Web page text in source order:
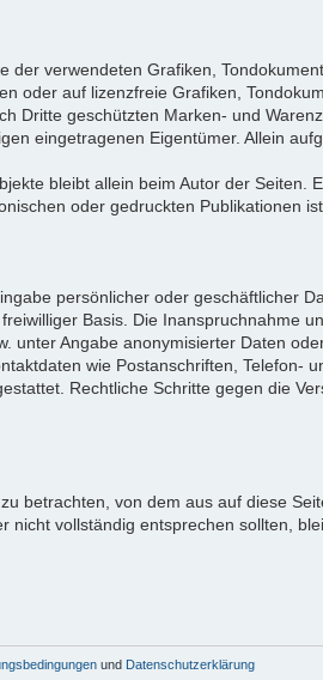
der verwendeten Grafiken,
oder auf lizenzfreie Grafiken,
Dritte geschützten Marken- und
eingetragenen Eigentümer. Allein
bleibt allein beim Autor der Seiten.
oder gedruckten Publikationen
persönlicher oder geschäftlicher
Basis. Die Inanspruchnahme
unter Angabe anonymisierter Daten
wie Postanschriften, Telefon-
Rechtliche Schritte gegen die
betrachten, von dem aus auf diese
nicht vollständig entsprechen sollten,
und Datenschutzerklärung